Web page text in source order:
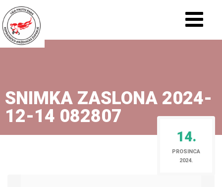
SNIMKA ZASLONA 2024-
12-14 082807
14.
PROSINCA
2024.